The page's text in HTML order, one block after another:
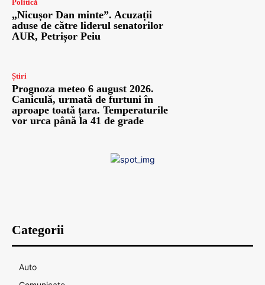
Politică
„Nicușor Dan minte”. Acuzații
aduse de către liderul senatorilor
AUR, Petrișor Peiu
Știri
Prognoza meteo 6 august 2026.
Caniculă, urmată de furtuni în
aproape toată țara. Temperaturile
vor urca până la 41 de grade
Categorii
Auto